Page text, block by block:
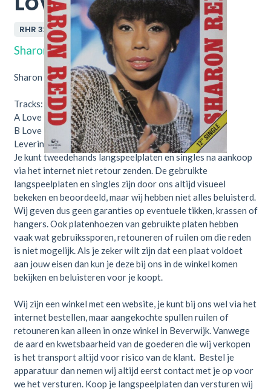
RHR 3264
Sharon Redd
Sharon Redd – Love How You Feel.
Tracks:
A Love How You Feel
7:03
B Love How You Feel (Dub Version)6:20
Leverings voorwaarden
Je kunt tweedehands langspeelplaten en singles na aankoop
via het internet niet retour zenden. De gebruikte
langspeelplaten en singles zijn door ons altijd visueel
bekeken en beoordeeld, maar wij hebben niet alles beluisterd.
Wij geven dus geen garanties op eventuele tikken, krassen of
hangers. Ook platenhoezen van gebruikte platen hebben
vaak wat gebruikssporen, retouneren of ruilen om die reden
is niet mogelijk. Als je zeker wilt zijn dat een plaat voldoet
aan jouw eisen dan kun je deze bij ons in de winkel komen
bekijken en beluisteren voor je koopt.
Wij zijn een winkel met een website, je kunt bij ons wel via het
internet bestellen, maar aangekochte spullen ruilen of
retouneren kan alleen in onze winkel in Beverwijk. Vanwege
de aard en kwetsbaarheid van de goederen die wij verkopen
is het transport altijd voor risico van de klant. Bestel je
apparatuur dan nemen wij altijd eerst contact met je op voor
we het versturen. Koop je langspeelplaten dan versturen wij